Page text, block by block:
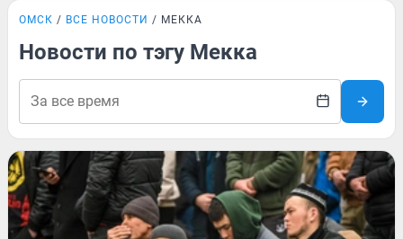
ОМСК ВСЕ НОВОСТИ МЕККА
Новости по тэгу Мекка